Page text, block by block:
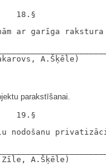
garīga rakstura
parakstīšanai.